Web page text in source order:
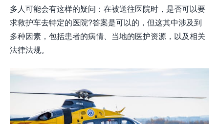
多人可能会有这样的疑问：在被送往医院时，是否可以要
求救护车去特定的医院?答案是可以的，但这其中涉及到
多种因素，包括患者的病情、当地的医护资源，以及相关
法律法规。